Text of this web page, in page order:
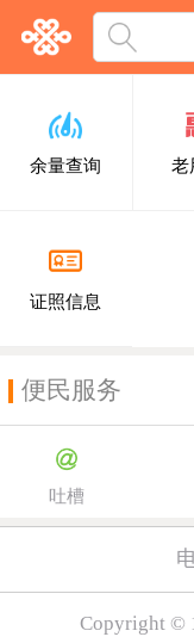
余量查询 老
证照信息
便民服务
吐槽
Copyright ©